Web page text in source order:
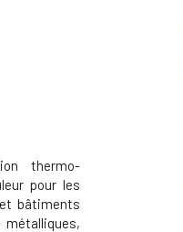
thermo-
pour les
bâtiments